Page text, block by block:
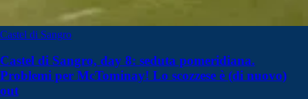
Castel di Sangro
Castel di Sangro, day 8: seduta pomeridiana.
Problemi per McTominay! Lo scozzese è (di nuovo)
out